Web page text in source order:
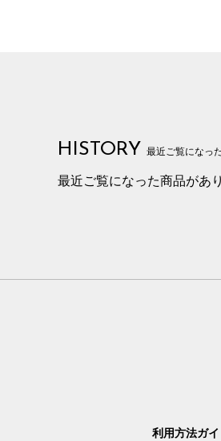
HISTORY 最近ご覧になっ
最近ご覧になった商品があ
利用方法ガイ